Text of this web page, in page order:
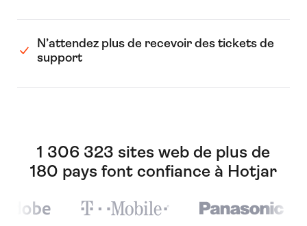
N’attendez plus de recevoir des tickets de
support
1 306 323 sites web de plus de
180 pays font confiance à Hotjar